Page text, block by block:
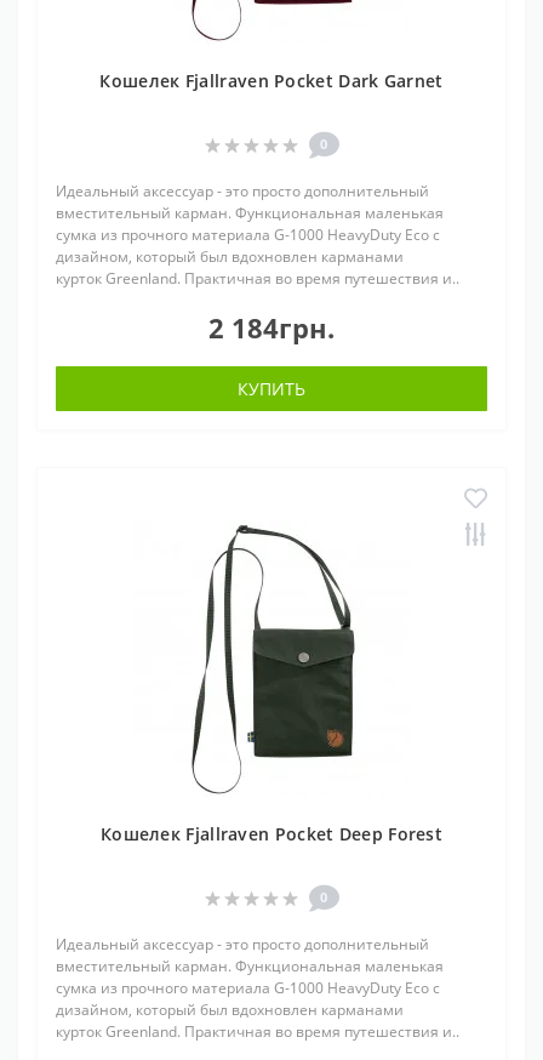
Кошелек Fjallraven Pocket Dark Garnet
0
Идеальный аксессуар - это просто дополнительный
вместительный карман. Функциональная маленькая
сумка из прочного материала G-1000 HeavyDuty Eco с
дизайном, который был вдохновлен карманами
курток Greenland. Практичная во время путешествия и..
2 184грн.
КУПИТЬ
Кошелек Fjallraven Pocket Deep Forest
0
Идеальный аксессуар - это просто дополнительный
вместительный карман. Функциональная маленькая
сумка из прочного материала G-1000 HeavyDuty Eco с
дизайном, который был вдохновлен карманами
курток Greenland. Практичная во время путешествия и..